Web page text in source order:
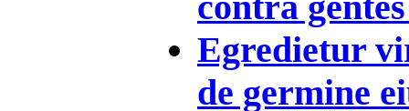
Egredietur
de germine